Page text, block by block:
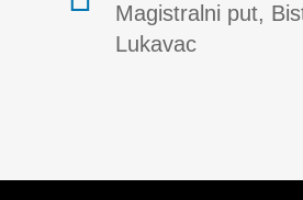
Magistralni put,
Lukavac